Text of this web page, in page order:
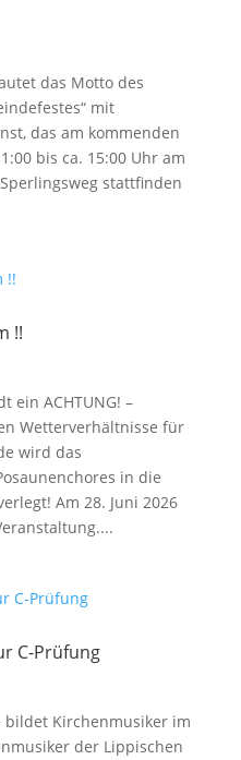
das Motto des
mit
das am kommenden
bis ca. 15:00 Uhr am
stattfinden
!!
ein ACHTUNG! –
Wetterverhältnisse für
wird das
in die
Am 28. Juni 2026
C-Prüfung
bildet Kirchenmusiker im
der Lippischen